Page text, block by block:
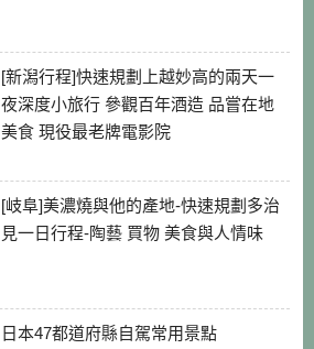
[新潟行程]快速規劃上越妙高的兩天一
夜深度小旅行 參觀百年酒造 品嘗在地
美食 現役最老牌電影院
[岐阜]美濃燒與他的產地-快速規劃多治
見一日行程-陶藝 買物 美食與人情味
日本47都道府縣自駕常用景點